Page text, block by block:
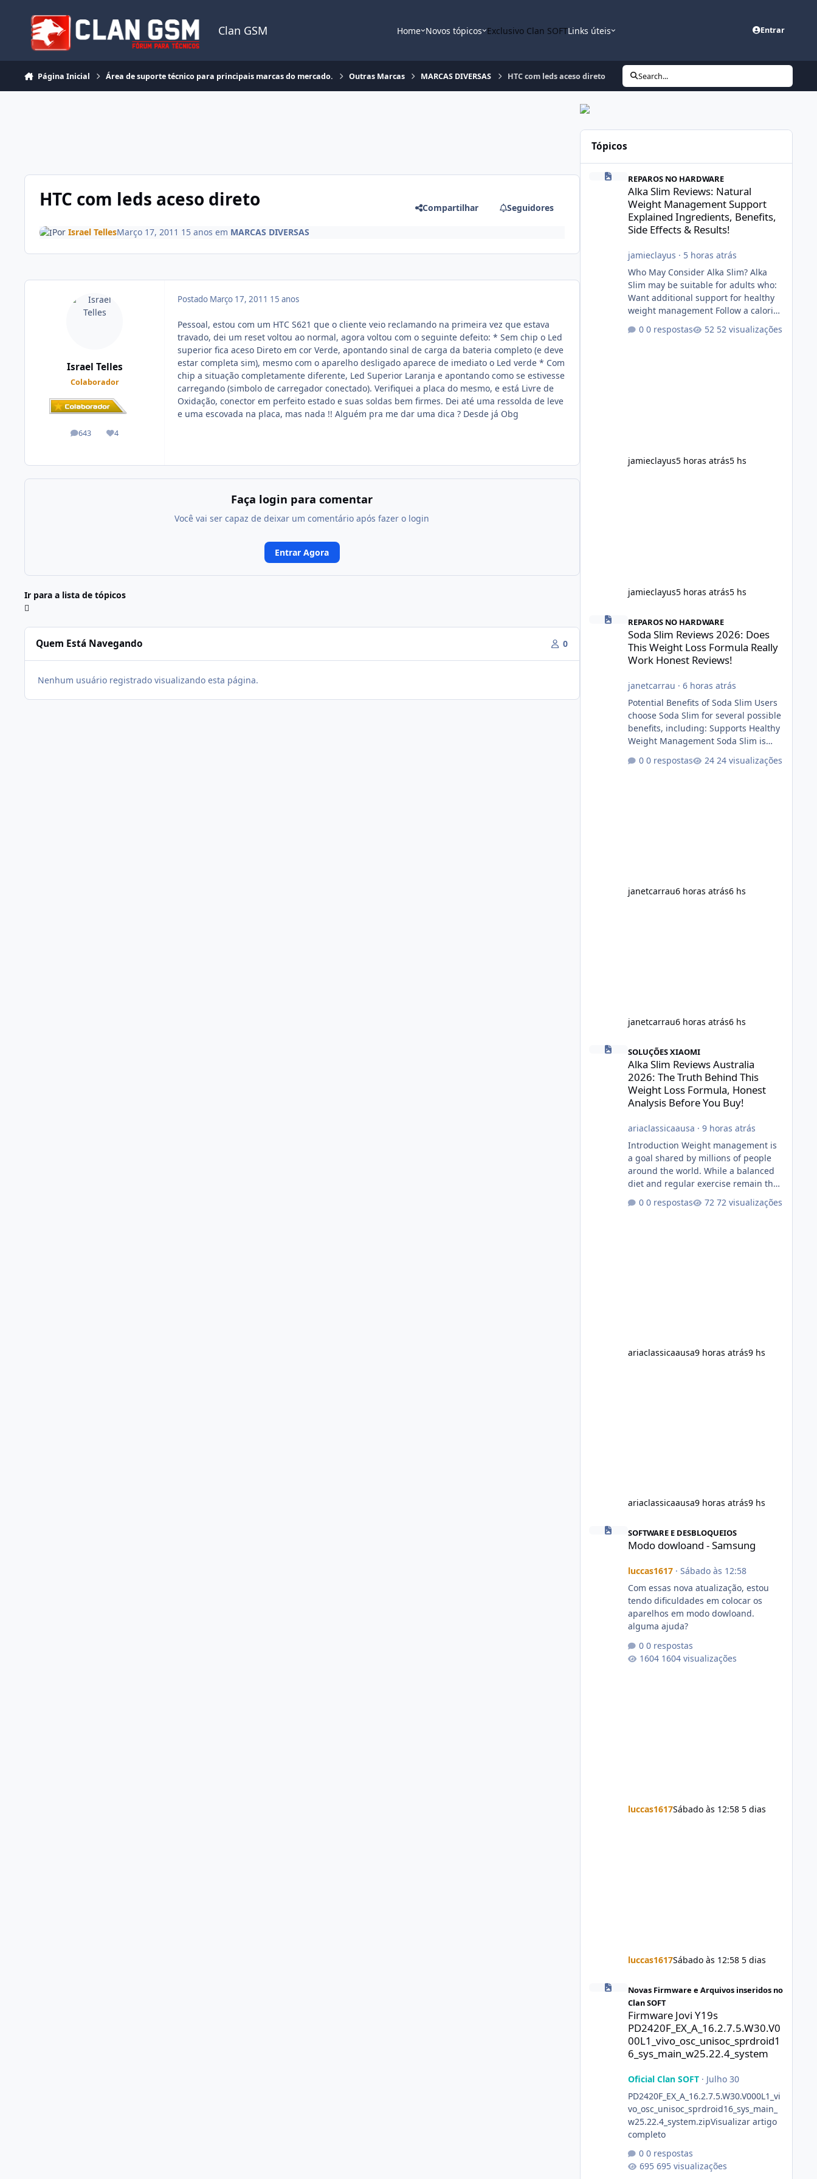
Clan GSM Home Novos tópicos Exclusivo Clan SOFTLinks úteis Entrar
Página Inicial Área de suporte técnico para principais marcas do mercado. Outras Marcas MARCAS DIVERSAS HTC com leds aceso direto Search...
HTC com leds aceso direto Compartilhar Seguidores
Por Israel TellesMarço 17, 2011 15 anos em MARCAS DIVERSAS
Israel Telles
Colaborador
643
posts 4
Reputação
Postado Março 17, 2011 15 anos
Pessoal, estou com um HTC S621 que o cliente veio reclamando na primeira vez que estava
travado, dei um reset voltou ao normal, agora voltou com o seguinte defeito: * Sem chip o Led
superior fica aceso Direto em cor Verde, apontando sinal de carga da bateria completo (e deve
estar completa sim), mesmo com o aparelho desligado aparece de imediato o Led verde * Com
chip a situação completamente diferente, Led Superior Laranja e apontando como se estivesse
carregando (simbolo de carregador conectado). Verifiquei a placa do mesmo, e está Livre de
Oxidação, conector em perfeito estado e suas soldas bem firmes. Dei até uma ressolda de leve
e uma escovada na placa, mas nada !! Alguém pra me dar uma dica ? Desde já Obg
Faça login para comentar
Você vai ser capaz de deixar um comentário após fazer o login
Entrar Agora
Ir para a lista de tópicos
Quem Está Navegando 0
Nenhum usuário registrado visualizando esta página.
Tópicos
REPAROS NO HARDWARE
Alka Slim Reviews: Natural
Weight Management Support
Explained Ingredients, Benefits,
Side Effects & Results!
jamieclayus · 5 horas atrás
Who May Consider Alka Slim? Alka
Slim may be suitable for adults who:
Want additional support for healthy
weight management Follow a calorie-
Prefer supplements containing plant-
0 respostas 52 visualizações
jamieclayus5 horas atrás5 hs
jamieclayus5 horas atrás5 hs
Soda Slim Reviews 2026: Does This Weight Loss Formula
REPAROS NO HARDWARE
Soda Slim Reviews 2026: Does
This Weight Loss Formula Really
Work Honest Reviews!
janetcarrau · 6 horas atrás
Potential Benefits of Soda Slim Users
choose Soda Slim for several possible
benefits, including: Supports Healthy
Weight Management Soda Slim is
eating and regular exercise rather
0 respostas 24 visualizações
janetcarrau6 horas atrás6 hs
janetcarrau6 horas atrás6 hs
SOLUÇÕES XIAOMI
Alka Slim Reviews Australia
2026: The Truth Behind This
Weight Loss Formula, Honest
Analysis Before You Buy!
ariaclassicaausa · 9 horas atrás
Introduction Weight management is
a goal shared by millions of people
around the world. While a balanced
diet and regular exercise remain the
many individuals also explore dietary
0 respostas 72 visualizações
ariaclassicaausa9 horas atrás9 hs
ariaclassicaausa9 horas atrás9 hs
Modo dowloand - Samsung
SOFTWARE E DESBLOQUEIOS
Modo dowloand - Samsung
luccas1617· Sábado às 12:58
Com essas nova atualização, estou
tendo dificuldades em colocar os
aparelhos em modo dowloand.
alguma ajuda?
0 respostas
1604 visualizações
luccas1617Sábado às 12:58 5 dias
luccas1617Sábado às 12:58 5 dias
Novas Firmware e Arquivos inseridos no
Clan SOFT
Firmware Jovi Y19s
PD2420F_EX_A_16.2.7.5.W30.V0
00L1_vivo_osc_unisoc_sprdroid1
6_sys_main_w25.22.4_system
Oficial Clan SOFT· Julho 30
PD2420F_EX_A_16.2.7.5.W30.V000L1_vi
vo_osc_unisoc_sprdroid16_sys_main_
w25.22.4_system.zipVisualizar artigo
completo
0 respostas
695 visualizações